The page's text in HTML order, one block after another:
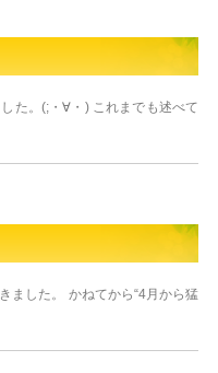
た。(;・∀・) これまでも述べて
ました。 かねてから“4月から猛